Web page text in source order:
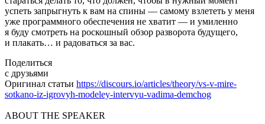
успеть запрыгнуть к вам на спины — самому взлететь у меня
уже программного обеспечения не хватит — и умиленно
я буду смотреть на роскошный обзор разворота будущего,
и плакать… и радоваться за вас.
Поделиться
с друзьями
Оригинал статьи https://discours.io/articles/theory/vs-v-mire-
sotkano-iz-igrovyh-modeley-intervyu-vadima-demchog
ABOUT THE SPEAKER